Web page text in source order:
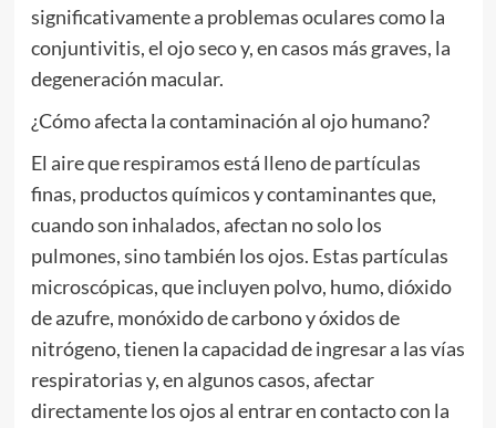
significativamente a problemas oculares como la
conjuntivitis, el ojo seco y, en casos más graves, la
degeneración macular.
¿Cómo afecta la contaminación al ojo humano?
El aire que respiramos está lleno de partículas
finas, productos químicos y contaminantes que,
cuando son inhalados, afectan no solo los
pulmones, sino también los ojos. Estas partículas
microscópicas, que incluyen polvo, humo, dióxido
de azufre, monóxido de carbono y óxidos de
nitrógeno, tienen la capacidad de ingresar a las vías
respiratorias y, en algunos casos, afectar
directamente los ojos al entrar en contacto con la